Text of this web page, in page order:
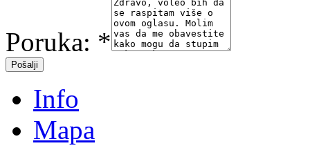
Poruka: *
Info
Mapa